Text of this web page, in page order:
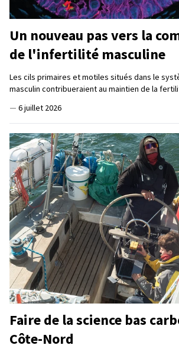
Un nouveau pas vers la
de l'infertilité masculine
Les cils primaires et motiles situés dans le
masculin contribueraient au maintien de la
— 6 juillet 2026
Faire de la science bas
Côte-Nord